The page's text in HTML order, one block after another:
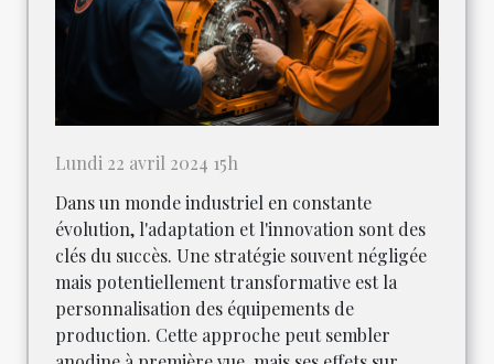
Lundi 22 avril 2024 15h
Dans un monde industriel en constante
évolution, l'adaptation et l'innovation sont des
clés du succès. Une stratégie souvent négligée
mais potentiellement transformative est la
personnalisation des équipements de
production. Cette approche peut sembler